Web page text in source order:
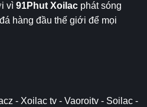
vì 91Phut Xoilac phát sóng
hàng đầu thế giới để mọi
- Xoilac tv - Vaoroitv - Soilac -